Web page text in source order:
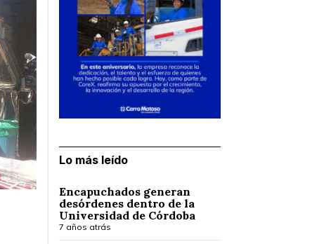
Lo más leído
Encapuchados generan
desórdenes dentro de la
Universidad de Córdoba
7 años atrás